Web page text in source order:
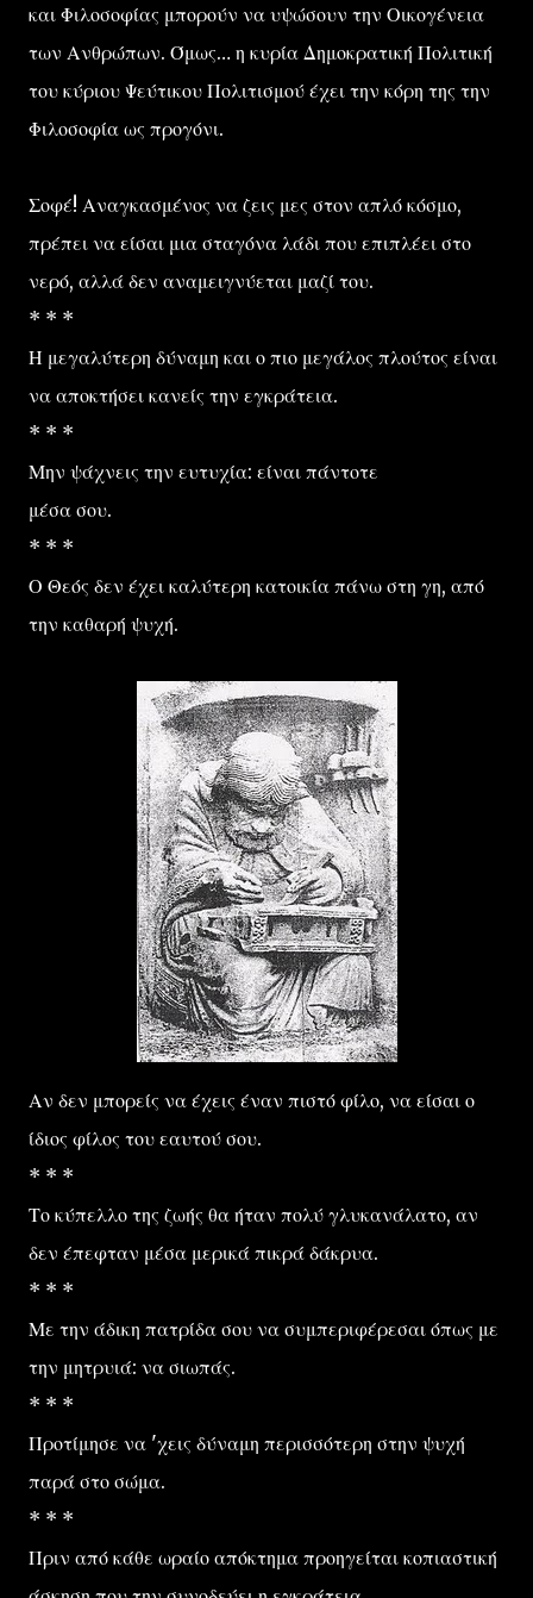
και Φιλοσοφίας μπορούν να υψώσουν την Οικογένεια
των Ανθρώπων. Όμως… η κυρία Δημοκρατική Πολιτική
του κύριου Ψεύτικου Πολιτισμού έχει την κόρη της την
Φιλοσοφία ως προγόνι.
Σοφέ! Αναγκασμένος να ζεις μες στον απλό κόσμο,
πρέπει να είσαι μια σταγόνα λάδι που επιπλέει στο
νερό, αλλά δεν αναμειγνύεται μαζί του.
* * *
Η μεγαλύτερη δύναμη και ο πιο μεγάλος πλούτος είναι
να αποκτήσει κανείς την εγκράτεια.
* * *
Μην ψάχνεις την ευτυχία: είναι πάντοτε
μέσα σου.
* * *
Ο Θεός δεν έχει καλύτερη κατοικία πάνω στη γη, από
την καθαρή ψυχή.
Αν δεν μπορείς να έχεις έναν πιστό φίλο, να είσαι ο
ίδιος φίλος του εαυτού σου.
* * *
Το κύπελλο της ζωής θα ήταν πολύ γλυκανάλατο, αν
δεν έπεφταν μέσα μερικά πικρά δάκρυα.
* * *
Με την άδικη πατρίδα σου να συμπεριφέρεσαι όπως με
την μητρυιά: να σιωπάς.
* * *
Προτίμησε να 'χεις δύναμη περισσότερη στην ψυχή
παρά στο σώμα.
* * *
Πριν από κάθε ωραίο απόκτημα προηγείται κοπιαστική